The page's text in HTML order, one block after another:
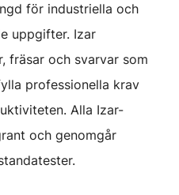
för industriella och
uppgifter. Izar
fräsar och svarvar som
professionella krav
Alla Izar-
och genomgår